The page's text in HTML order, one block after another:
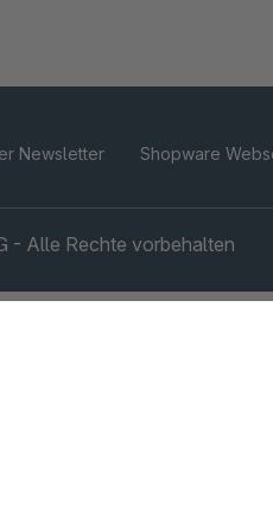
Newsletter Shopware
- Alle Rechte vorbehalten